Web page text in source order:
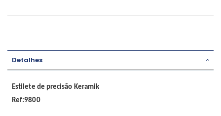
Detalhes
Estilete de precisão Keramik
Ref:9800